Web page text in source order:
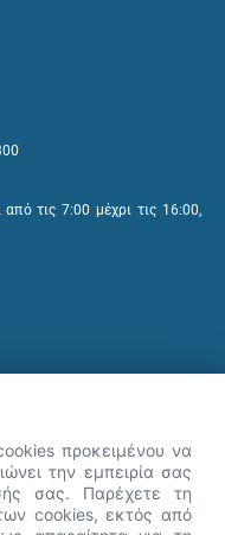
τις 7:00 μέχρι τις 16:00,
Είμαι η Νόησις.
προκειμένου να
την εμπειρία σας
σας. Παρέχετε τη
cookies, εκτός από